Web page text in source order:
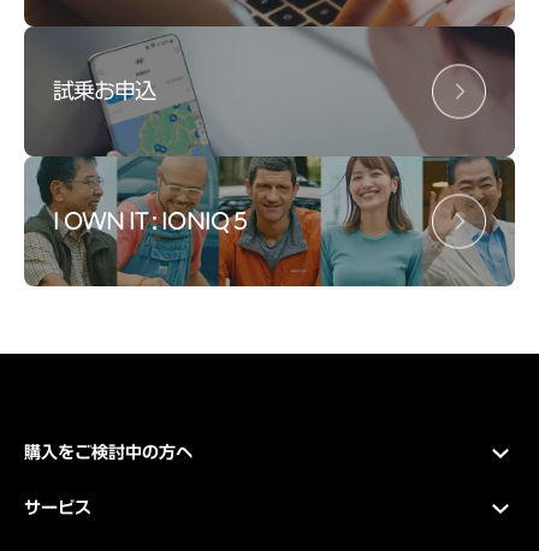
試乗お申込
I OWN IT : IONIQ 5
購入をご検討中の方へ
サービス